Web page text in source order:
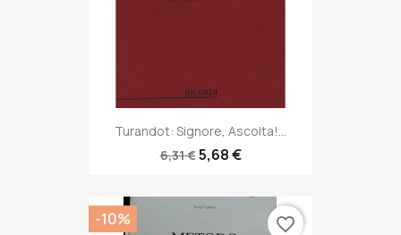
Turandot: Signore, Ascolta!...
6,31 €5,68 €
-10% favorite_border